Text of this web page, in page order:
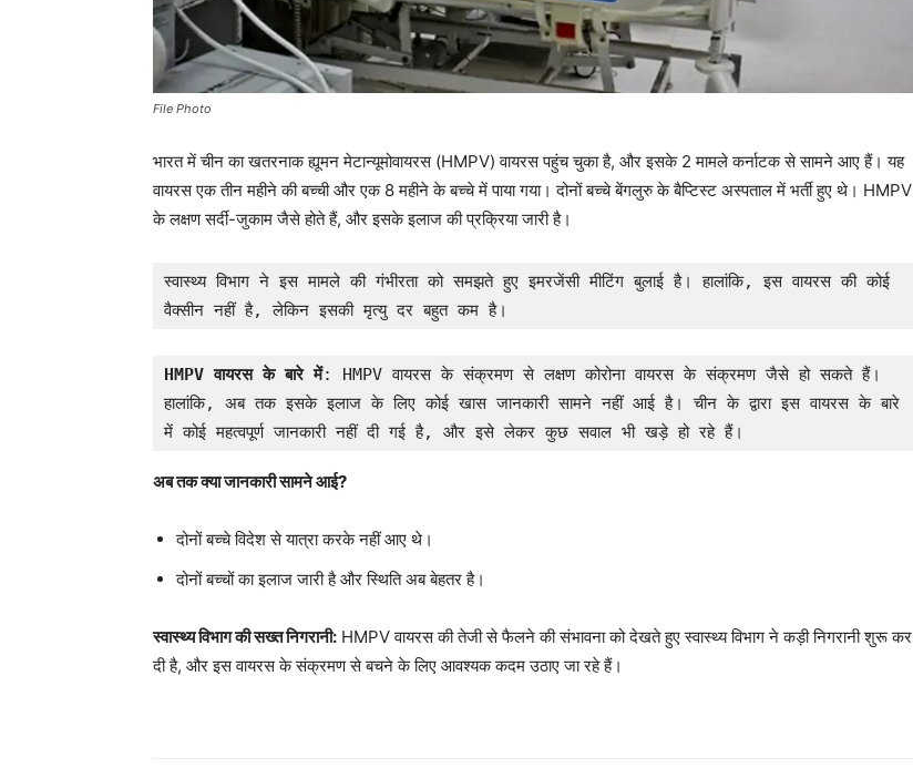
File Photo
भारत में चीन का खतरनाक ह्यूमन मेटान्यूमोवायरस (HMPV) वायरस पहुंच चुका है, और इसके 2 मामले कर्नाटक से सामने आए हैं। यह
वायरस एक तीन महीने की बच्ची और एक 8 महीने के बच्चे में पाया गया। दोनों बच्चे बेंगलुरु के बैप्टिस्ट अस्पताल में भर्ती हुए थे। HMPV
के लक्षण सर्दी-जुकाम जैसे होते हैं, और इसके इलाज की प्रक्रिया जारी है।
स्वास्थ्य विभाग ने इस मामले की गंभीरता को समझते हुए इमरजेंसी मीटिंग बुलाई है। हालांकि, इस वायरस की कोई
वैक्सीन नहीं है, लेकिन इसकी मृत्यु दर बहुत कम है।
HMPV वायरस के बारे में: HMPV वायरस के संक्रमण से लक्षण कोरोना वायरस के संक्रमण जैसे हो सकते हैं।
हालांकि, अब तक इसके इलाज के लिए कोई खास जानकारी सामने नहीं आई है। चीन के द्वारा इस वायरस के बारे
में कोई महत्वपूर्ण जानकारी नहीं दी गई है, और इसे लेकर कुछ सवाल भी खड़े हो रहे हैं।
अब तक क्या जानकारी सामने आई?
दोनों बच्चे विदेश से यात्रा करके नहीं आए थे।
दोनों बच्चों का इलाज जारी है और स्थिति अब बेहतर है।
स्वास्थ्य विभाग की सख्त निगरानी: HMPV वायरस की तेजी से फैलने की संभावना को देखते हुए स्वास्थ्य विभाग ने कड़ी निगरानी शुरू कर
दी है, और इस वायरस के संक्रमण से बचने के लिए आवश्यक कदम उठाए जा रहे हैं।